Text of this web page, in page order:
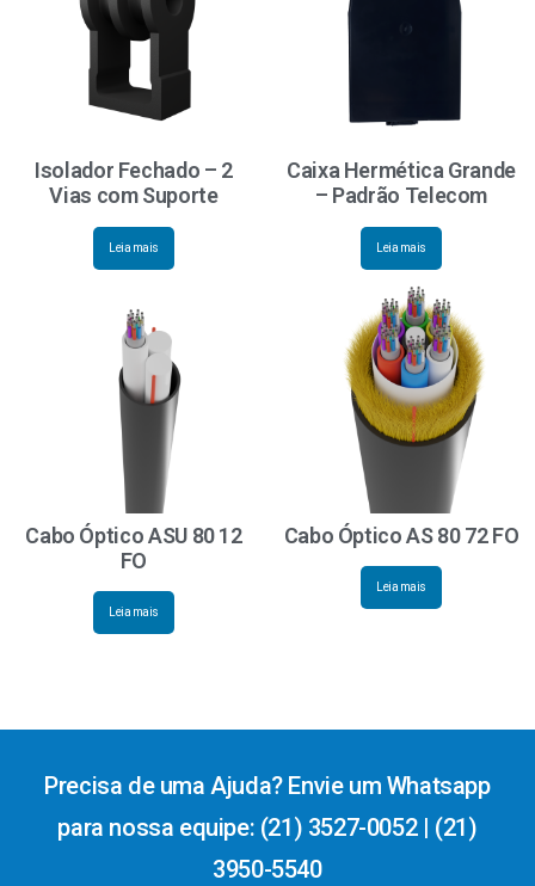
Isolador Fechado – 2
Vias com Suporte
Leia mais
Caixa Hermética Grande
– Padrão Telecom
Leia mais
Cabo Óptico ASU 80 12
FO
Leia mais
Cabo Óptico AS 80 72 FO
Leia mais
Precisa de uma Ajuda? Envie um Whatsapp
para nossa equipe: (21) 3527-0052 | (21)
3950-5540